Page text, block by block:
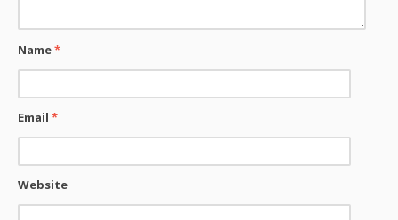
Name*
Email*
Website